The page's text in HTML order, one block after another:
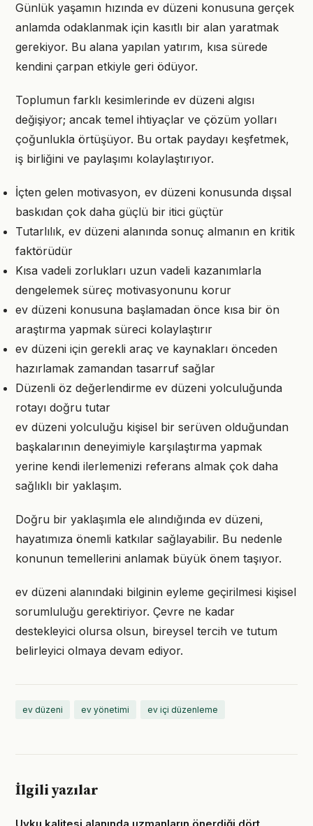
Günlük yaşamın hızında ev düzeni konusuna gerçek
anlamda odaklanmak için kasıtlı bir alan yaratmak
gerekiyor. Bu alana yapılan yatırım, kısa sürede
kendini çarpan etkiyle geri ödüyor.
Toplumun farklı kesimlerinde ev düzeni algısı
değişiyor; ancak temel ihtiyaçlar ve çözüm yolları
çoğunlukla örtüşüyor. Bu ortak paydayı keşfetmek,
iş birliğini ve paylaşımı kolaylaştırıyor.
İçten gelen motivasyon, ev düzeni konusunda dışsal
baskıdan çok daha güçlü bir itici güçtür
Tutarlılık, ev düzeni alanında sonuç almanın en kritik
faktörüdür
Kısa vadeli zorlukları uzun vadeli kazanımlarla
dengelemek süreç motivasyonunu korur
ev düzeni konusuna başlamadan önce kısa bir ön
araştırma yapmak süreci kolaylaştırır
ev düzeni için gerekli araç ve kaynakları önceden
hazırlamak zamandan tasarruf sağlar
Düzenli öz değerlendirme ev düzeni yolculuğunda
rotayı doğru tutar
ev düzeni yolculuğu kişisel bir serüven olduğundan
başkalarının deneyimiyle karşılaştırma yapmak
yerine kendi ilerlemenizi referans almak çok daha
sağlıklı bir yaklaşım.
Doğru bir yaklaşımla ele alındığında ev düzeni,
hayatımıza önemli katkılar sağlayabilir. Bu nedenle
konunun temellerini anlamak büyük önem taşıyor.
ev düzeni alanındaki bilginin eyleme geçirilmesi kişisel
sorumluluğu gerektiriyor. Çevre ne kadar
destekleyici olursa olsun, bireysel tercih ve tutum
belirleyici olmaya devam ediyor.
ev düzeni ev yönetimi ev içi düzenleme
İlgili yazılar